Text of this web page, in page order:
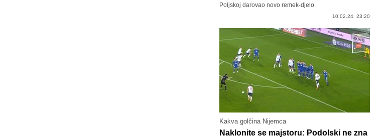
Poljskoj darovao novo remek-djelo.
10.02.24. 23:20
Kakva golčina Nijemca
Naklonite se majstoru: Podolski ne zna